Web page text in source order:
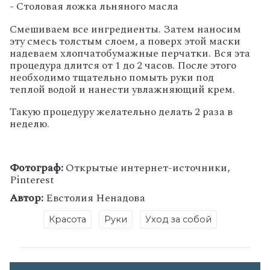
- Столовая ложка льняного масла
Смешиваем все ингредиенты. Затем наносим
эту смесь толстым слоем, а поверх этой маски
надеваем хлопчатобумажные перчатки. Вся эта
процедура длится от 1 до 2 часов. После этого
необходимо тщательно помыть руки под
теплой водой и нанести увлажняющий крем.
Такую процедуру желательно делать 2 раза в
неделю.
Фотограф:Открытые интернет-источники,
Pinterest
Автор:Евстолия Ненадова
Красота Руки Уход за собой